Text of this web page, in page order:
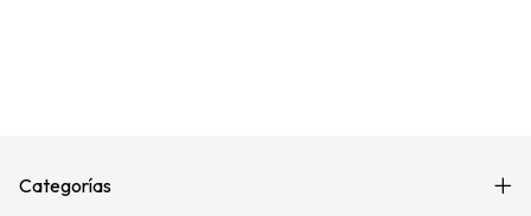
Categorías